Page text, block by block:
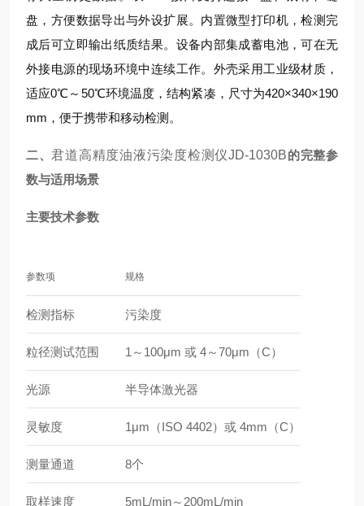
盘，方便数据导出与外设扩展。内置微型打印机，检测完
成后可立即输出纸质结果。设备内部集成蓄电池，可在无
外接电源的现场环境中连续工作。外壳采用工业级材质，
适应0℃～50℃环境温度，结构紧凑，尺寸为420×340×190
mm，便于携带和移动检测。
二、 君道高精度油液污染度检测仪JD-1030B的完整参
数与适用场景
主要技术参数
参数项 规格
检测指标 污染度
粒径测试范围 1～100μm 或 4～70μm（C）
光源 半导体激光器
灵敏度 1μm（ISO 4402）或 4mm（C）
测量通道 8个
取样速度 5mL/min～200mL/min